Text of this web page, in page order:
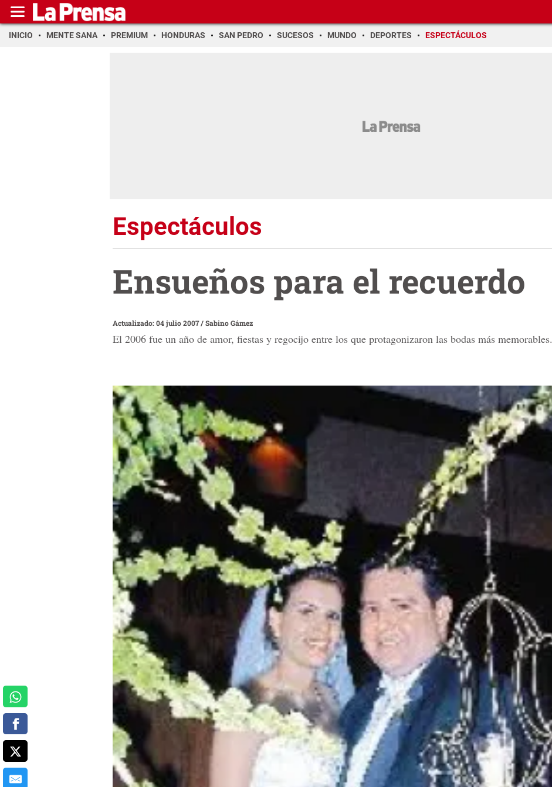
INICIO MENTE SANA PREMIUM HONDURAS SAN PEDRO SUCESOS MUNDO DEPORTES ESPECTÁCULOS
Espectáculos
Ensueños para el recuerdo
Actualizado: 04 julio 2007/Sabino Gámez
El 2006 fue un año de amor, fiestas y regocijo entre los que protagonizaron las bodas más memorables.